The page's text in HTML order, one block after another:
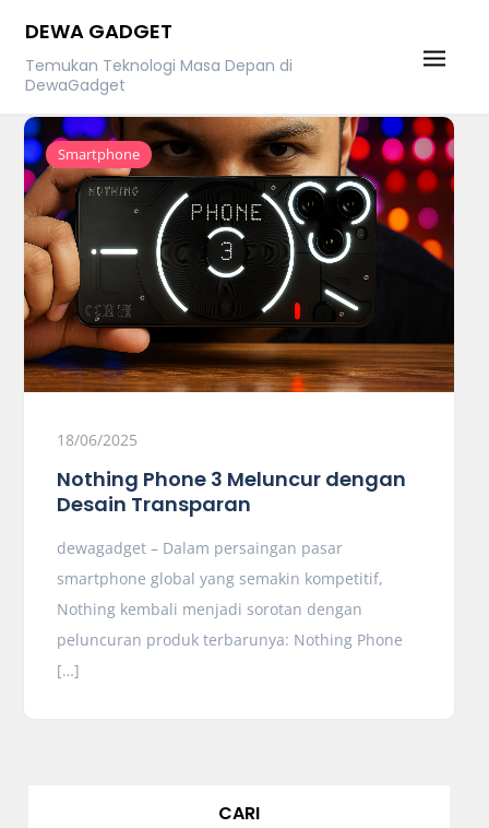
content
DEWA GADGET
Temukan Teknologi Masa Depan di
DewaGadget
Smartphone
18/06/2025
Nothing Phone 3 Meluncur dengan
Desain Transparan
dewagadget – Dalam persaingan pasar
smartphone global yang semakin kompetitif,
Nothing kembali menjadi sorotan dengan
peluncuran produk terbarunya: Nothing Phone
[…]
CARI